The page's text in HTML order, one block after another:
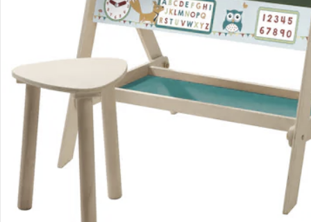
Sicher & flexibel bezahlen
Sicher einkaufen